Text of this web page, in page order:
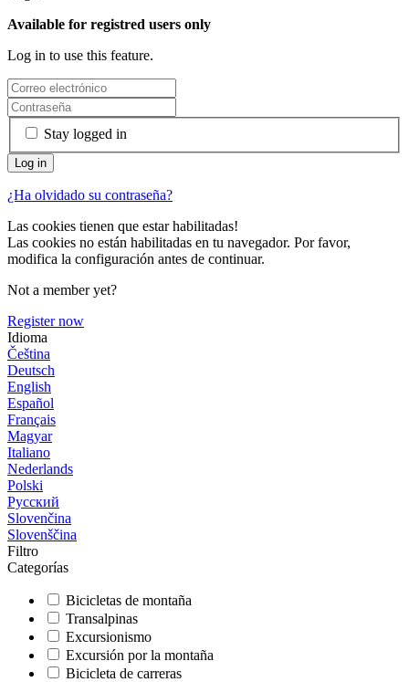
Available for registred users only
Log in to use this feature.
Stay logged in
¿Ha olvidado su contraseña?
Las cookies tienen que estar habilitadas!
Las cookies no están habilitadas en tu navegador. Por favor,
modifica la configuración antes de continuar.
Not a member yet?
Register now
Idioma
Čeština
Deutsch
English
Español
Français
Magyar
Italiano
Nederlands
Polski
Русский
Slovenčina
Slovenščina
Filtro
Categorías
Bicicletas de montaña
Transalpinas
Excursionismo
Excursión por la montaña
Bicicleta de carreras